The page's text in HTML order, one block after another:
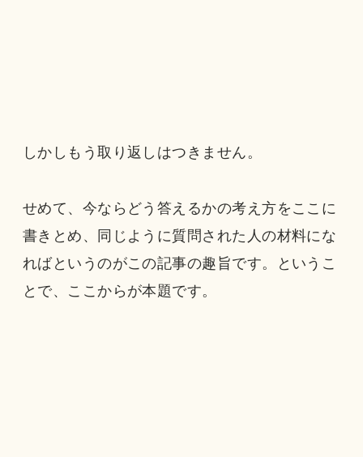
しかしもう取り返しはつきません。
せめて、今ならどう答えるかの考え方をここに
書きとめ、同じように質問された人の材料にな
ればというのがこの記事の趣旨です。というこ
とで、ここからが本題です。